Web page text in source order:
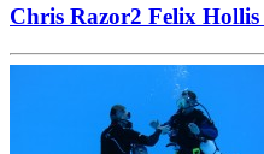
Chris Razor2 Felix